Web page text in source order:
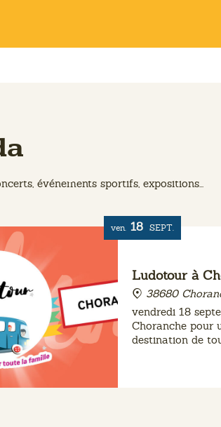
événements sportifs, expositions...
ven. 18 SEPT.
Ludotour à
38680
vendredi 18
Choranche pour
destination de